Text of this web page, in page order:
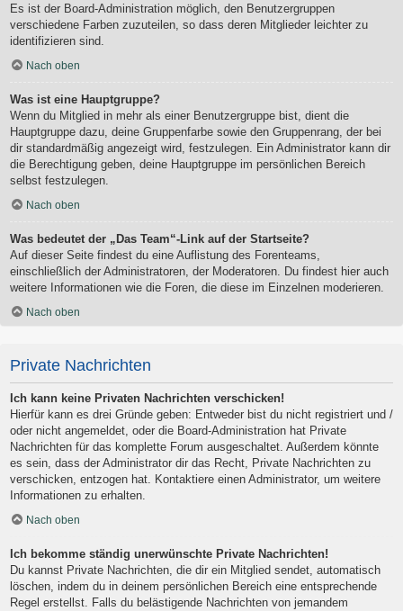
Es ist der Board-Administration möglich, den Benutzergruppen
verschiedene Farben zuzuteilen, so dass deren Mitglieder leichter zu
identifizieren sind.
Nach oben
Was ist eine Hauptgruppe?
Wenn du Mitglied in mehr als einer Benutzergruppe bist, dient die
Hauptgruppe dazu, deine Gruppenfarbe sowie den Gruppenrang, der bei
dir standardmäßig angezeigt wird, festzulegen. Ein Administrator kann dir
die Berechtigung geben, deine Hauptgruppe im persönlichen Bereich
selbst festzulegen.
Nach oben
Was bedeutet der „Das Team“-Link auf der Startseite?
Auf dieser Seite findest du eine Auflistung des Forenteams,
einschließlich der Administratoren, der Moderatoren. Du findest hier auch
weitere Informationen wie die Foren, die diese im Einzelnen moderieren.
Nach oben
Private Nachrichten
Ich kann keine Privaten Nachrichten verschicken!
Hierfür kann es drei Gründe geben: Entweder bist du nicht registriert und /
oder nicht angemeldet, oder die Board-Administration hat Private
Nachrichten für das komplette Forum ausgeschaltet. Außerdem könnte
es sein, dass der Administrator dir das Recht, Private Nachrichten zu
verschicken, entzogen hat. Kontaktiere einen Administrator, um weitere
Informationen zu erhalten.
Nach oben
Ich bekomme ständig unerwünschte Private Nachrichten!
Du kannst Private Nachrichten, die dir ein Mitglied sendet, automatisch
löschen, indem du in deinem persönlichen Bereich eine entsprechende
Regel erstellst. Falls du belästigende Nachrichten von jemandem